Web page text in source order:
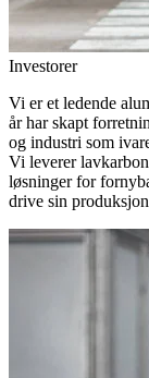
Investorer
Vi er et ledende
år har skapt
og industri som
Vi leverer
løsninger for
drive sin